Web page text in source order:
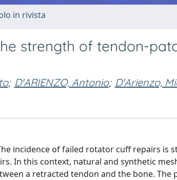
in rivista
strength of tendon-
; D'ARIENZO, Antonio; D'Arienzo,
incidence of failed rotator cuff repairs is
In this context, natural and synthetic
a retracted tendon and the bone. The